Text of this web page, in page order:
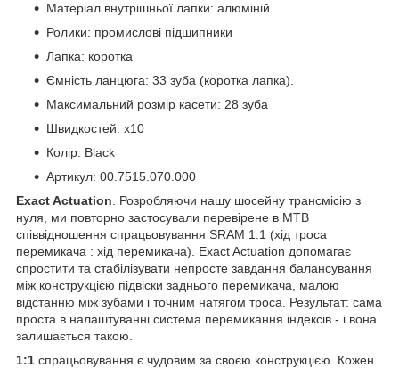
Матеріал внутрішньої лапки: алюміній
Ролики: промислові підшипники
Лапка: коротка
Ємність ланцюга: 33 зуба (коротка лапка).
Максимальний розмір касети: 28 зуба
Швидкостей: х10
Колір: Black
Артикул: 00.7515.070.000
Exact Actuation. Розробляючи нашу шосейну трансмісію з
нуля, ми повторно застосували перевірене в MTB
співвідношення спрацьовування SRAM 1:1 (хід троса
перемикача : хід перемикача). Exact Actuation допомагає
спростити та стабілізувати непросте завдання балансування
між конструкцією підвіски заднього перемикача, малою
відстанню між зубами і точним натягом троса. Результат: сама
проста в налаштуванні система перемикання індексів - і вона
залишається такою.
1:1 спрацьовування є чудовим за своєю конструкцією. Кожен